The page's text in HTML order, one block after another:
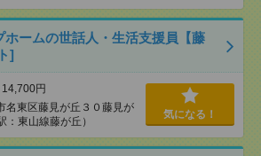
ホームの世話人・生活支援員【藤
]
円
名東区藤見が丘３０藤見が
：東山線藤が丘）
気になる！